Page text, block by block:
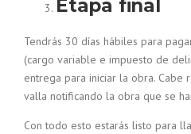
Etapa final
Tendrás 30 días hábiles para
(cargo variable e impuesto de
entrega para iniciar la obra.
valla notificando la obra que se
Con todo esto estarás listo para